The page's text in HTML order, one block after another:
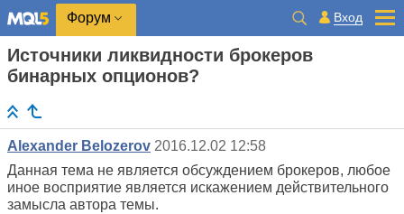
Форум Вход
Источники ликвидности брокеров
бинарных опционов?
Alexander Belozerov 2016.12.02 12:58
Данная тема не является обсуждением брокеров, любое
иное восприятие является искажением действительного
замысла автора темы.